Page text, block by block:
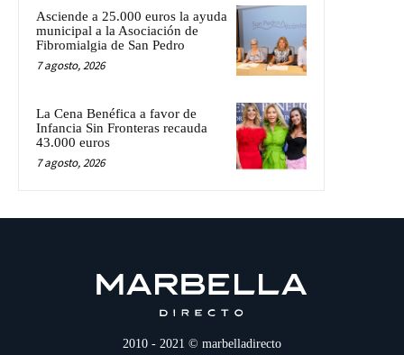
Asciende a 25.000 euros la ayuda
municipal a la Asociación de
Fibromialgia de San Pedro
7 agosto, 2026
La Cena Benéfica a favor de
Infancia Sin Fronteras recauda
43.000 euros
7 agosto, 2026
2010 - 2021 © marbelladirecto